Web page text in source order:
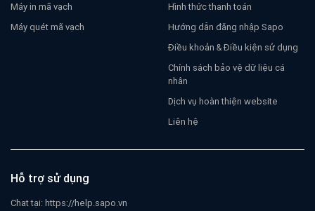
Máy in mã vạch
Máy quét mã vạch
Hình thức thanh toán
Hướng dẫn đăng nhập Sapo
Điều khoản & Điều kiện sử dụng
Chính sách bảo vệ dữ liệu cá
nhân
Dịch vụ hoàn thiện website
Liên hệ
Hỗ trợ sử dụng
Chat tại:https://help.sapo.vn